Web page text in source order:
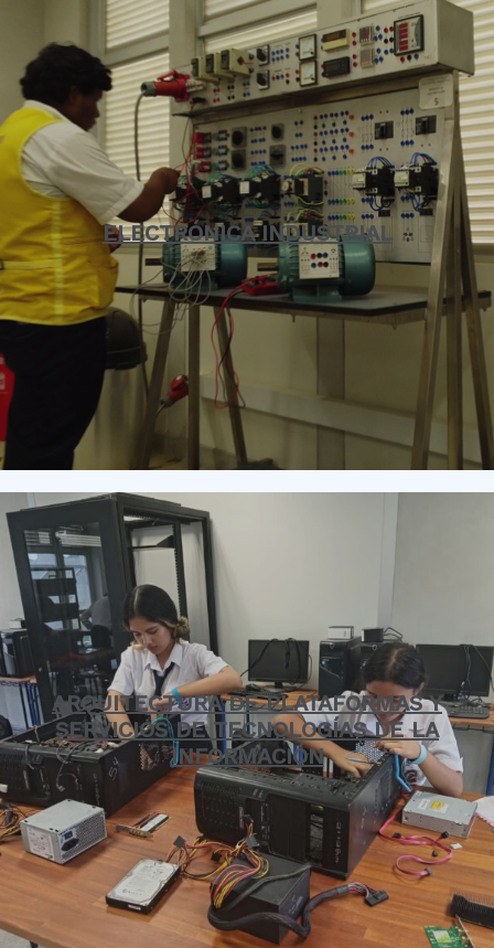
ELECTRÓNICA INDUSTRIAL
ARQUITECTURA DE PLATAFORMAS Y
SERVICIOS DE TECNOLOGÍAS DE LA
INFORMACIÓN